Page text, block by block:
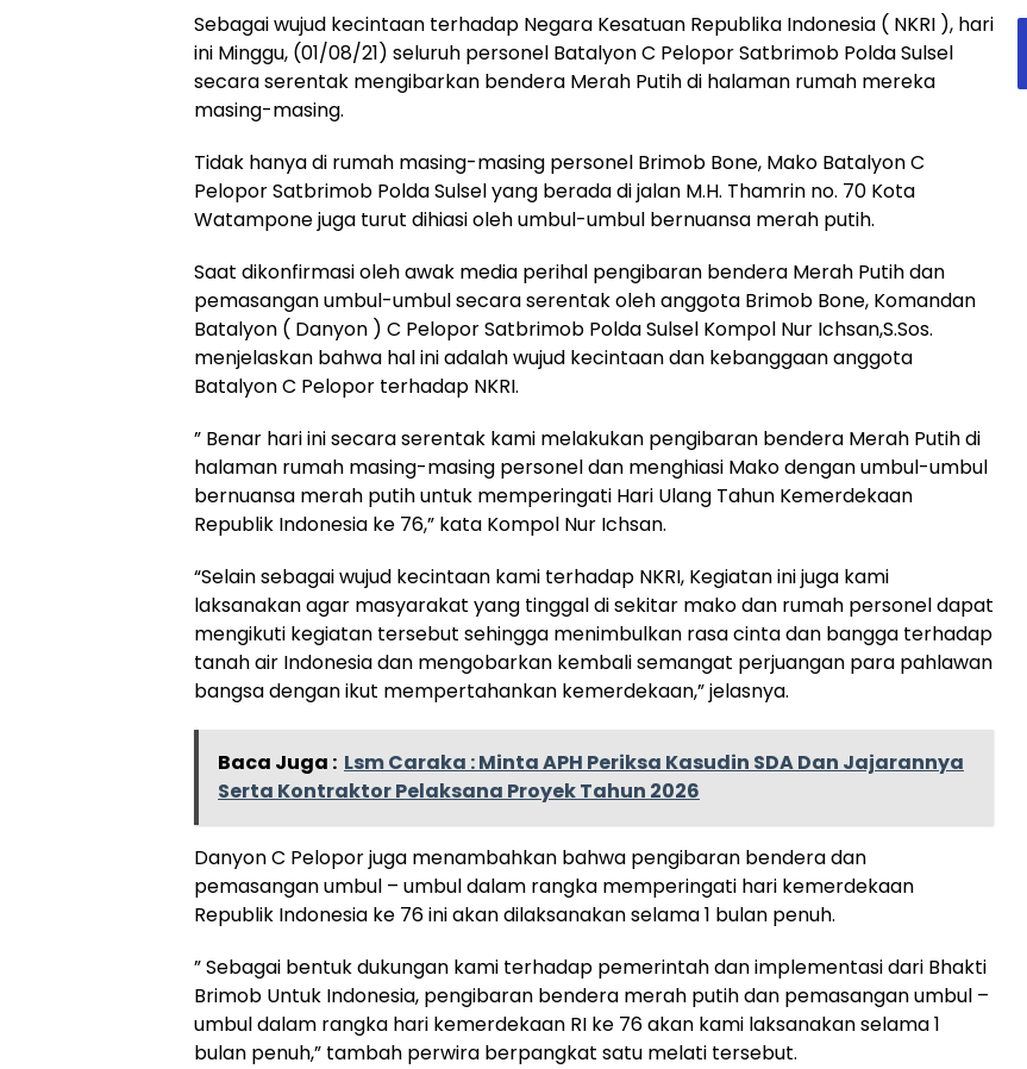
Sebagai wujud kecintaan terhadap Negara Kesatuan Republika Indonesia ( NKRI ), hari
ini Minggu, (01/08/21) seluruh personel Batalyon C Pelopor Satbrimob Polda Sulsel
secara serentak mengibarkan bendera Merah Putih di halaman rumah mereka
masing-masing.
Tidak hanya di rumah masing-masing personel Brimob Bone, Mako Batalyon C
Pelopor Satbrimob Polda Sulsel yang berada di jalan M.H. Thamrin no. 70 Kota
Watampone juga turut dihiasi oleh umbul-umbul bernuansa merah putih.
Saat dikonfirmasi oleh awak media perihal pengibaran bendera Merah Putih dan
pemasangan umbul-umbul secara serentak oleh anggota Brimob Bone, Komandan
Batalyon ( Danyon ) C Pelopor Satbrimob Polda Sulsel Kompol Nur Ichsan,S.Sos.
menjelaskan bahwa hal ini adalah wujud kecintaan dan kebanggaan anggota
Batalyon C Pelopor terhadap NKRI.
” Benar hari ini secara serentak kami melakukan pengibaran bendera Merah Putih di
halaman rumah masing-masing personel dan menghiasi Mako dengan umbul-umbul
bernuansa merah putih untuk memperingati Hari Ulang Tahun Kemerdekaan
Republik Indonesia ke 76,” kata Kompol Nur Ichsan.
“Selain sebagai wujud kecintaan kami terhadap NKRI, Kegiatan ini juga kami
laksanakan agar masyarakat yang tinggal di sekitar mako dan rumah personel dapat
mengikuti kegiatan tersebut sehingga menimbulkan rasa cinta dan bangga terhadap
tanah air Indonesia dan mengobarkan kembali semangat perjuangan para pahlawan
bangsa dengan ikut mempertahankan kemerdekaan,” jelasnya.
Baca Juga : Lsm Caraka : Minta APH Periksa Kasudin SDA Dan Jajarannya
Serta Kontraktor Pelaksana Proyek Tahun 2026
Danyon C Pelopor juga menambahkan bahwa pengibaran bendera dan
pemasangan umbul – umbul dalam rangka memperingati hari kemerdekaan
Republik Indonesia ke 76 ini akan dilaksanakan selama 1 bulan penuh.
” Sebagai bentuk dukungan kami terhadap pemerintah dan implementasi dari Bhakti
Brimob Untuk Indonesia, pengibaran bendera merah putih dan pemasangan umbul –
umbul dalam rangka hari kemerdekaan RI ke 76 akan kami laksanakan selama 1
bulan penuh,” tambah perwira berpangkat satu melati tersebut.